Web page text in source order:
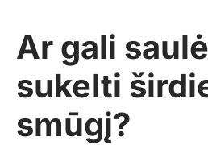
Ar gali
sukelti
smūgį?